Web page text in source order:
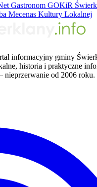
Gastronom GOKiR
Mecenas Kultury Lokalnej
informacyjny gminy
historia i praktyczne
nieprzerwanie od 2006 roku.